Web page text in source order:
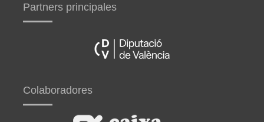
Partners principales
Colaboradores